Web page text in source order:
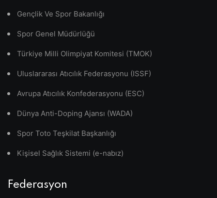
Gençlik Ve Spor Bakanlığı
Spor Genel Müdürlüğü
Türkiye Milli Olimpiyat Komitesi (TMOK)
Uluslararası Atıcılık Federasyonu (ISSF)
Avrupa Atıcılık Konfederasyonu (ESC)
Dünya Anti-Doping Ajansı (WADA)
Spor Toto Teşkilat Başkanlığı
Kişisel Sağlık Sistemi (e-nabız)
Federasyon